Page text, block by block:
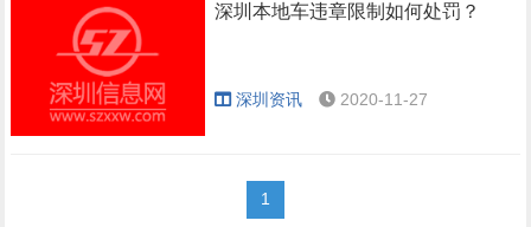
深圳本地车违章限制如何处罚？
深圳资讯 2020-11-27
1